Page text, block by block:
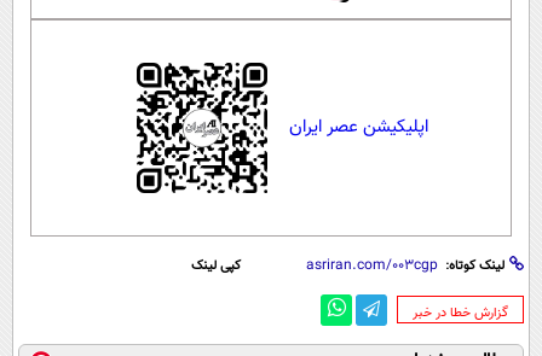
اپلیکیشن عصر ایران
لینک کوتاه: کپی لینک
‌گزارش خطا در خبر